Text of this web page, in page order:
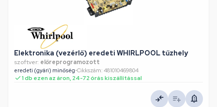
Elektronika (vezérlő) eredeti WHIRLPOOL tűzhely
szoftver: előreprogramozott
eredeti (gyári) minőség•Cikkszám: 481010469804
1 db ezen az áron, 24-72 órás kiszállítással